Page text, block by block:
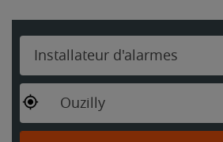
Installateur d'alarmes
Ouzilly